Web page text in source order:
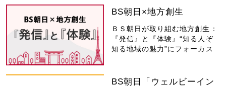
BS朝日×地方創生
ＢＳ朝日が取り組む地方創生：
『発信』と『体験』“知る人ぞ
知る地域の魅力”にフォーカス
BS朝日「ウェルビーイン